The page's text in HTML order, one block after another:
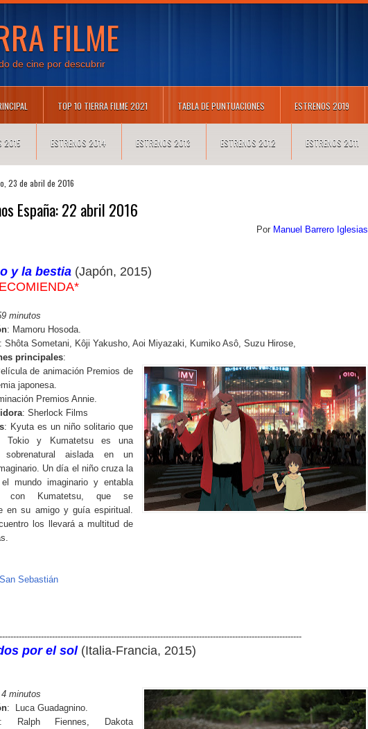
FILME
de cine por descubrir
TOP 10 TIERRA FILME 2021 TABLA DE PUNTUACIONES ESTRENOS 2019
2015 ESTRENOS 2014 ESTRENOS 2013 ESTRENOS 2012 ESTRENOS 2011
23 de abril de 2016
España: 22 abril 2016
Por Manuel Barrero Iglesias
y la bestia (Japón, 2015)
minutos
: Mamoru Hosoda
: Shôta Sometani, Kôji Yakusho, Aoi Miyazaki, Kumiko Asô, Suzu Hirose,
principales:
de animación Premios de
japonesa.
Premios Annie.
: Sherlock Films
: Kyuta es un niño solitario que
Tokio y Kumatetsu es una
sobrenatural aislada en un
Un día el niño cruza la
el mundo imaginario y entabla
con Kumatetsu, que se
en su amigo y guía espiritual.
los llevará a multitud de
Sebastián
por el sol (Italia-Francia, 2015)
4 minutos
: Luca Guadagnino.
: Ralph Fiennes, Dakota